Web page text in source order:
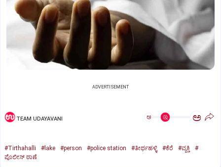
ADVERTISEMENT
TEAM UDAYAVANI ಅ ಅ
#Tirthahalli #lake #person #police station #ತೀರ್ಥಹಳ್ಳಿ #ಕೆರೆ #ವ್ಯಕ್ತಿ
#
ಪೊಲೀಸ್ ಠಾಣೆ